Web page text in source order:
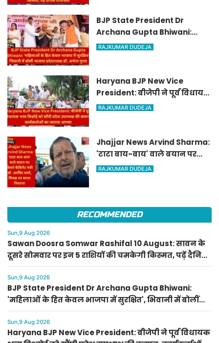
BJP State President Dr
Archana Gupta Bhiwani:
'महिलाओं के हित केवल भाजपा में
RAJKUMAR DUDEJA
Haryana BJP New Vice
President: बीजेपी ने पूर्व विधायक
भव्य बिश्नोई को सौंपी प्रदेश
RAJKUMAR DUDEJA
Jhajjar News Arvind Sharma:
'टाटा बाय-बाय' वाले बयान पर
बिफरे कैबिनेट मंत्री डॉ. अरविंद
RAJKUMAR DUDEJA
RECOMMENDED
Sun,9 Aug 2026
Sawan Doosra Somwar Rashifal 10 August: सावन के
दूसरे सोमवार पर इन 5 राशियों की चमकेगी किस्मत, पढ़ें दैनिक
राशिफल
Sun,9 Aug 2026
BJP State President Dr Archana Gupta Bhiwani:
'महिलाओं के हित केवल भाजपा में सुरक्षित', भिवानी में बोलीं
भाजपा प्रदेशाध्यक्ष डॉ. अर्चना गुप्ता
Sun,9 Aug 2026
Haryana BJP New Vice President: बीजेपी ने पूर्व विधायक